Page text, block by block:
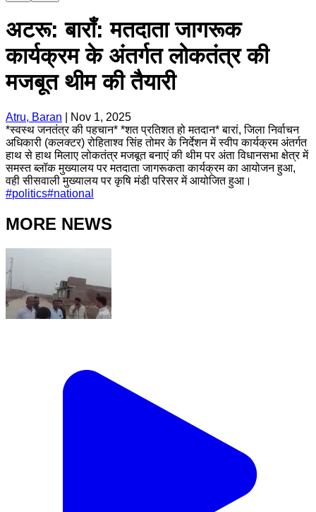
अटरू: बाराँ: मतदाता जागरूक
कार्यक्रम के अंतर्गत लोकतंत्र की
मजबूत थीम की तैयारी
Atru, Baran
Nov 1, 2025
*स्वस्थ जनतंत्र की पहचान* *शत प्रतिशत हो मतदान* बारां, जिला निर्वाचन
अधिकारी (कलक्टर) रोहिताश्व सिंह तोमर के निर्देशन में स्वीप कार्यक्रम अंतर्गत
हाथ से हाथ मिलाए लोकतंत्र मजबूत बनाएं की थीम पर अंता विधानसभा क्षेत्र में
समस्त ब्लॉक मुख्यालय पर मतदाता जागरूकता कार्यक्रम का आयोजन हुआ,
वही सीसवाली मुख्यालय पर कृषि मंडी परिसर में आयोजित हुआ।
#politics#national
MORE NEWS